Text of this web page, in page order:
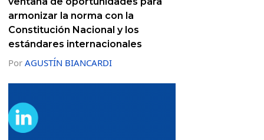
armonizar la norma con la
Constitución Nacional y los
estándares internacionales
Por AGUSTÍN BIANCARDI